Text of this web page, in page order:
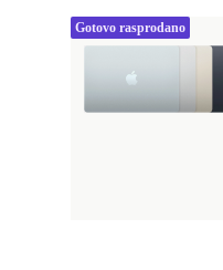
Gotovo rasprodano